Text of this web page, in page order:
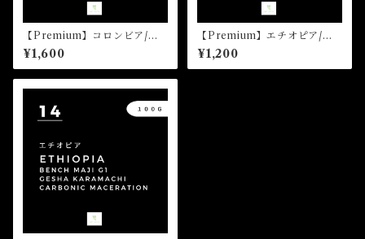
【Premium】コロンビア/カ
ンポ・エルモッソ “パッショ
ン”（50g）
¥1,600
【Premium】エチオピア/ベ
ンチ・マジ ゲシャ・カルマチ
農園 G1 カーボニックマセレー
ション（50g）
¥1,200